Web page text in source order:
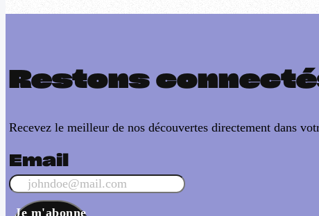
Restons
Recevez le meilleur de nos découvertes directement dans
Email
Je m'abonne